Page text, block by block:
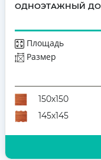
ОДНОЭТАЖНЫЙ
Площадь
Размер
Количество
150х150
145х145